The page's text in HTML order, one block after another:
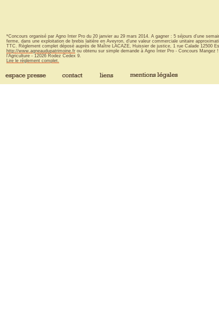
*Concours organisé par Agno Inter Pro du 20 janvier au 29 mars 2014. A gagner : 5 séjours d’une
ferme, dans une exploitation de brebis laitière en Aveyron, d’une valeur commerciale unitaire
TTC. Règlement complet déposé auprès de Maître LACAZE, Huissier de justice, 1 rue Calade 12500
http://www.agneaudupatrimoine.fr ou obtenu sur simple demande à Agno Inter Pro - Concours Mangez
l’Agriculture - 12026 Rodez Cedex 9.
Lire le règlement complet.